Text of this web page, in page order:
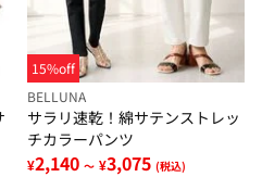
15%off
BELLUNA
サラリ速乾！綿サテンストレッ
チカラーパンツ
¥2,140 ～ ¥3,075 (税込)